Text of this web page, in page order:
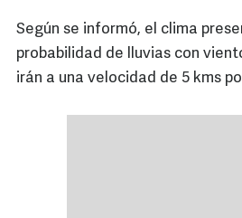
Según se informó, el clima
probabilidad de lluvias con
irán a una velocidad de 5 kms